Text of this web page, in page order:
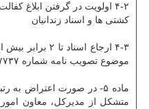
۴-۲ اولویت در گرفتن ابلاغ
کشتی ها و اسناد زندانیان
۴-۳ ارجاع اسناد
موضوع تصویب نامه شماره ۱/۲۷۷۳۷، ۱۳۵۶/۱۲/۱ هیأت وزیران
ماده ۵- در صورت اعتراض
متشکل از مدیرکل، معاون